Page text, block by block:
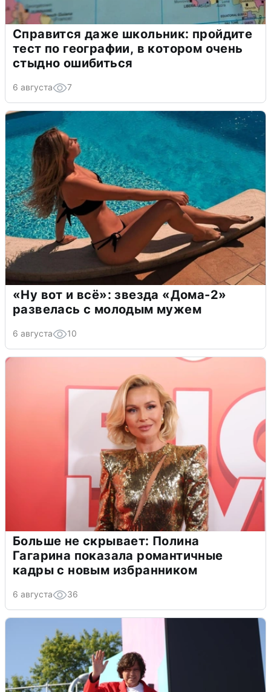
Справится даже школьник: пройдите
тест по географии, в котором очень
стыдно ошибиться
6 августа 7
«Ну вот и всё»: звезда «Дома-2»
развелась с молодым мужем
6 августа 10
Больше не скрывает: Полина
Гагарина показала романтичные
кадры с новым избранником
6 августа 36